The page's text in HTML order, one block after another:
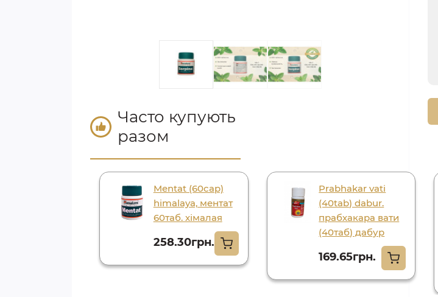
Часто купують
разом
Mentat (60cap)
himalaya, ментат
60таб. хімалая
258.30грн.
Prabhakar vati
(40tab) dabur.
прабхакара вати
(40таб) дабур
169.65грн.